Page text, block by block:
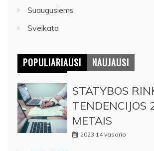
Suaugusiems
Sveikata
POPULIARIAUSI NAUJAUSI
STATYBOS
TENDENCIJOS
METAIS
2023 14 vasario